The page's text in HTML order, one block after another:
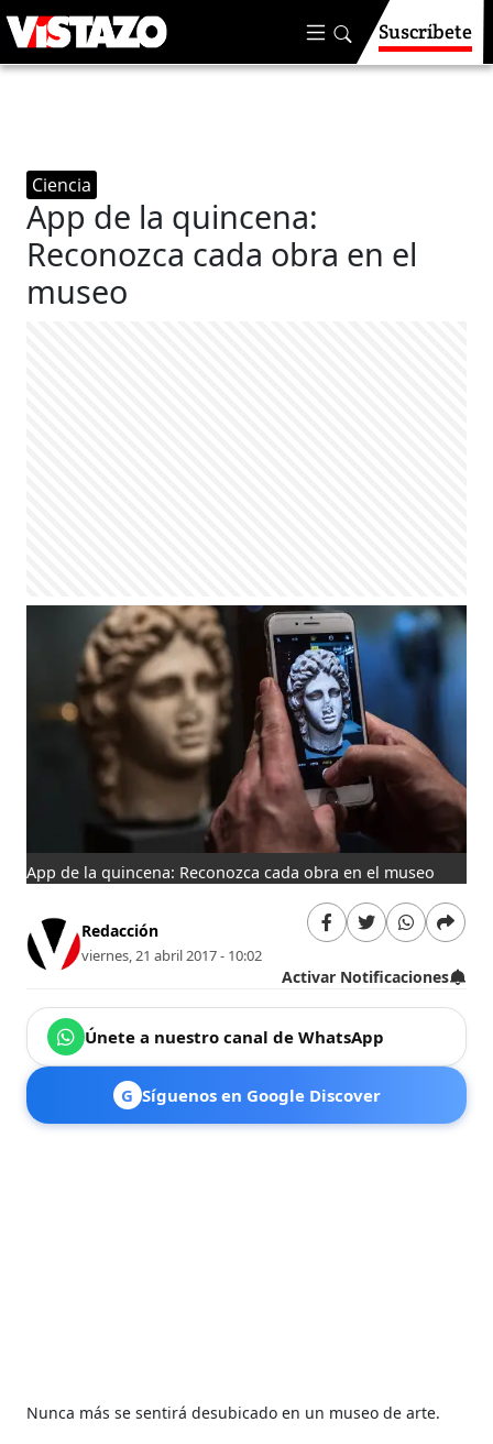
Suscríbete
Ciencia
App de la quincena:
Reconozca cada obra en el
museo
App de la quincena: Reconozca cada obra en el museo
Redacción
viernes, 21 abril 2017 - 10:02
Activar Notificaciones
Únete a nuestro canal de WhatsApp
G Síguenos en Google Discover
Nunca más se sentirá desubicado en un museo de arte.